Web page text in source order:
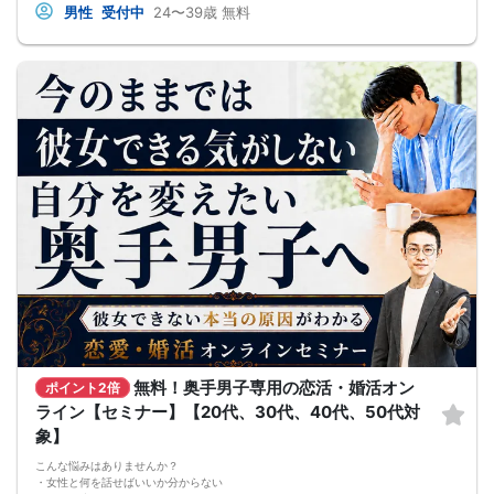
・自分に対する確かな自信が身につく
・「自分ならできる」という感覚（自己効力感）が高まる
多くの方は「出会いが足りない」と考えがちです。
しかし、本当の原因はそこではありません。
重要なのは、「異性が求めていることを理解し、それを自然に提供できている
か」です。
これができるようになることで、はじめて「好きな人に選ばれる状態」がつくら
れます。
★---このセミナーで目指す変化
異性が求めていることを理解し、それを無理なく伝えられる自分へ。
その結果として、好きな女性から選ばれる状態を実現していきます。
セミナーでは、すぐに使える実践的なノウハウをお伝えします。
◆講師紹介｜小松 賢司
こんにちは、小松です。
私は社会人になるまで交際経験がなく、恋愛に強いコンプレックスを抱えていま
した。
そこから一念発起し、街コン・マッチングアプリ・ナンパなどあらゆる出会いを
実践。
しかし現実は厳しく、わずか3ヶ月で1000回以上フラれるという経験もしていま
す。
それでも諦めず、「なぜうまくいかないのか」「どうすれば改善できるのか」を
徹底的に検証し続けた結果、結婚を実現。
さらに結婚と離婚の両方を経験したことで、「うまくいく関係」と「続かない関
係」の違いを深く理解しました。
現在は婚活カウンセラーとして活動し、年間40組以上の成婚、250件以上のカッ
再婚後は良好な夫婦関係を築いており、婚活だけでなく「結婚後もうまくいく関
係づくり」までお伝えしています。
男性 受付中 24〜39歳 無料
ポイント2倍
無料！奥手男子専用の恋活・婚活オン
ライン【セミナー】【20代、30代、40代、50代対
象】
こんな悩みはありませんか？
・女性と何を話せばいいか分からない